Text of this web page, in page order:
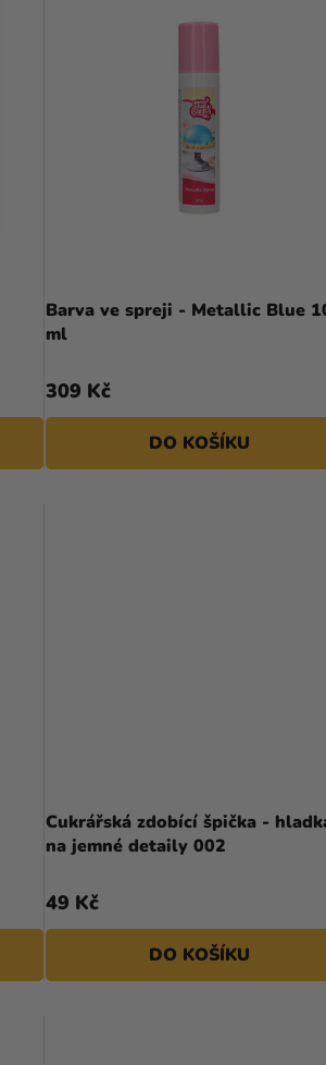
Barva ve spreji - Metallic Blue
ml
309 Kč
DO KOŠÍKU
Cukrářská zdobící špička -
na jemné detaily 002
49 Kč
DO KOŠÍKU